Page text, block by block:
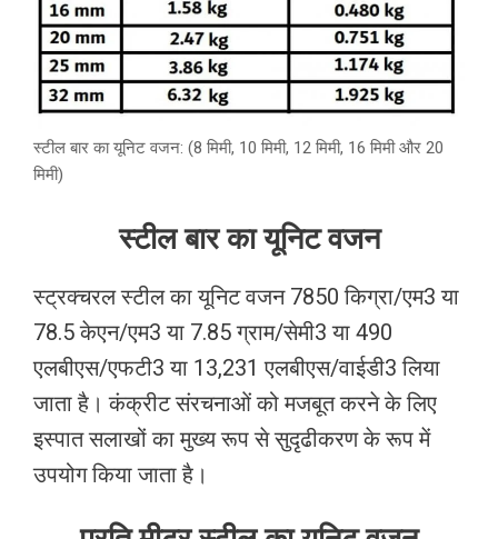
स्टील बार का यूनिट वजन: (8 मिमी, 10 मिमी, 12 मिमी, 16 मिमी और 20
मिमी)
स्टील बार का यूनिट वजन
स्ट्रक्चरल स्टील का यूनिट वजन 7850 किग्रा/एम3 या
78.5 केएन/एम3 या 7.85 ग्राम/सेमी3 या 490
एलबीएस/एफटी3 या 13,231 एलबीएस/वाईडी3 लिया
जाता है। कंक्रीट संरचनाओं को मजबूत करने के लिए
इस्पात सलाखों का मुख्य रूप से सुदृढीकरण के रूप में
उपयोग किया जाता है।